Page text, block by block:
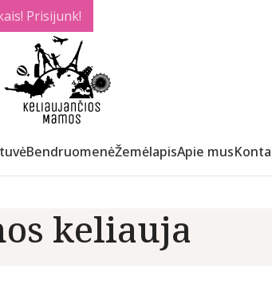
BendruomenėŽemėlapisApie mus
keliauja
Prisijunk!